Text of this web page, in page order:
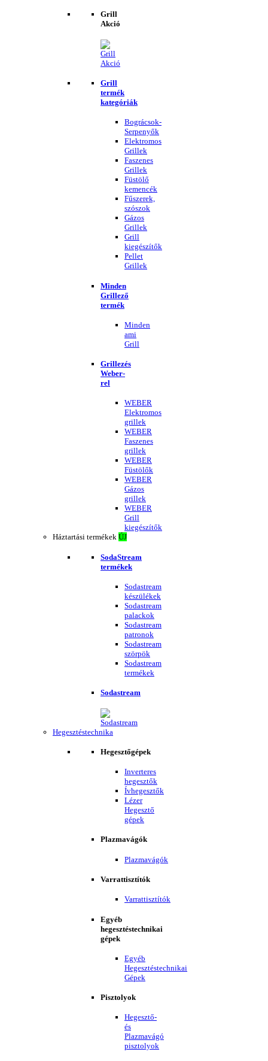
Grill
Akció
Grill
termék
kategóriák
Bográcsok-
Serpenyők
Elektromos
Grillek
Faszenes
Grillek
Füstölő
kemencék
Fűszerek,
szószok
Gázos
Grillek
Grill
kiegészítők
Pellet
Grillek
Minden
Grillező
termék
Minden
ami
Grill
Grillezés
Weber-
rel
WEBER
Elektromos
grillek
WEBER
Faszenes
grillek
WEBER
Füstölők
WEBER
Gázos
grillek
WEBER
Grill
kiegészítők
Háztartási termékek ÚJ
SodaStream
termékek
Sodastream
készülékek
Sodastream
palackok
Sodastream
patronok
Sodastream
szörpök
Sodastream
termékek
Sodastream
Hegesztéstechnika
Hegesztőgépek
Inverteres
hegesztők
Ívhegesztők
Lézer
Hegesztő
gépek
Plazmavágók
Plazmavágók
Varrattisztítók
Varrattisztítók
Egyéb
hegesztéstechnikai
gépek
Egyéb
Hegesztéstechnikai
Gépek
Pisztolyok
Hegesztő-
és
Plazmavágó
pisztolyok